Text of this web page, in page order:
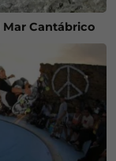
Cantábrico